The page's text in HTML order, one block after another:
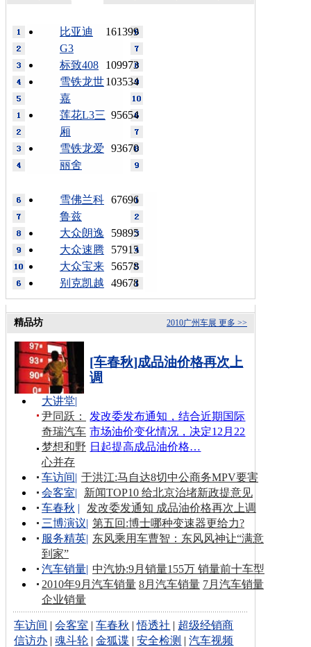
161399
比亚迪
G3
109973
标致408
103534
雪铁龙世
嘉
95654
莲花L3三
厢
93670
雪铁龙爱
丽舍
67696
雪佛兰科
鲁兹
59895
大众朗逸
57915
大众速腾
56578
大众宝来
49678
别克凯越
更多 >>
2010广州车展
精品坊
[车春秋]成品油价格再次上
调
发改委发布通知，结合近期国际
市场油价变化情况，决定12月22
日起提高成品油价格…
大讲堂|
尹同跃：
奇瑞汽车
梦想和野
心并存
车访间| 于洪江:马自达8切中公商务MPV要害
会客室|
新闻TOP10 给北京治堵新政提意见
车春秋 |
发改委发通知 成品油价格再次上调
三博演议| 第五回:博士哪种变速器更给力?
服务精英| 东风乘用车曹智：东风风神让“满意
到家”
汽车销量| 中汽协:9月销量155万 销量前十车型
2010年9月汽车销量 8月汽车销量 7月汽车销量
企业销量
车访间 |会客室 |车春秋 |悟透社 | 超级经销商
信访办 |魂斗轮 |金狐谍 |安全检测 |汽车视频